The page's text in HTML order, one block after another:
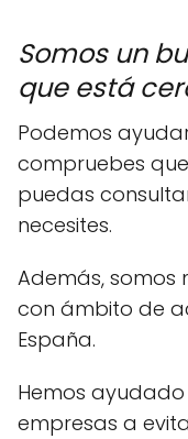
Somos un
que está
Podemos
compruebes
puedas
necesites.
Además, somos
con ámbito de
España.
Hemos
empresas a